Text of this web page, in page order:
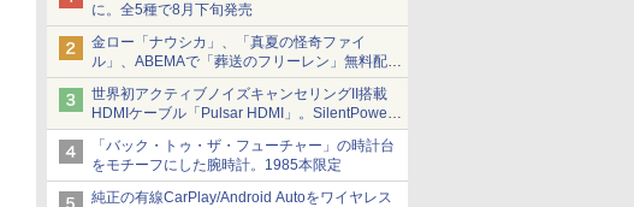
に。全5種で8月下旬発売
金ロー「ナウシカ」、「真夏の怪奇ファイ
ル」、ABEMAで「葬送のフリーレン」無料配信
など。夏の特番・配信情報
世界初アクティブノイズキャンセリングII搭載
HDMIケーブル「Pulsar HDMI」。SilentPower
から
「バック・トゥ・ザ・フューチャー」の時計台
をモチーフにした腕時計。1985本限定
純正の有線CarPlay/Android Autoをワイヤレス